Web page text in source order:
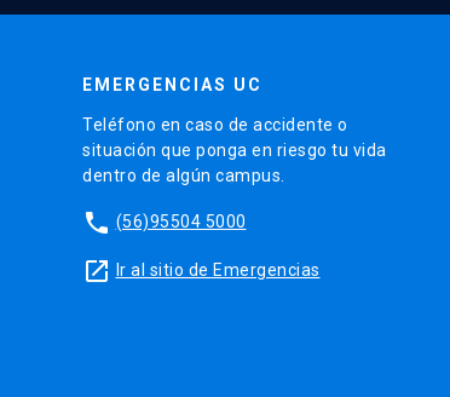
EMERGENCIAS UC
Teléfono en caso de accidente o
situación que ponga en riesgo tu vida
dentro de algún campus.
phone (56)95504 5000
launch Ir al sitio de Emergencias